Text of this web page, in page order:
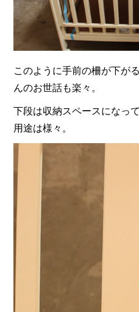
このように手前の柵が下が
んのお世話も楽々。
下段は収納スペースになっ
用途は様々。